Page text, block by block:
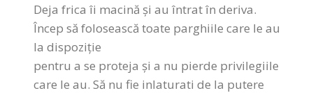
Deja frica îi macină și au întrat în deriva.
Încep să folosească toate parghiile care le au
la dispoziție
pentru a se proteja și a nu pierde privilegiile
care le au. Să nu fie inlaturati de la putere